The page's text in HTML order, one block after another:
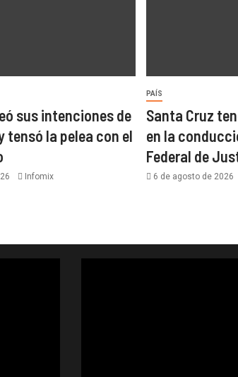
sus intenciones de
tensó la pelea con el
Infomix
PAÍS
Santa Cruz
en la
Federal de
6 de agosto de 2026